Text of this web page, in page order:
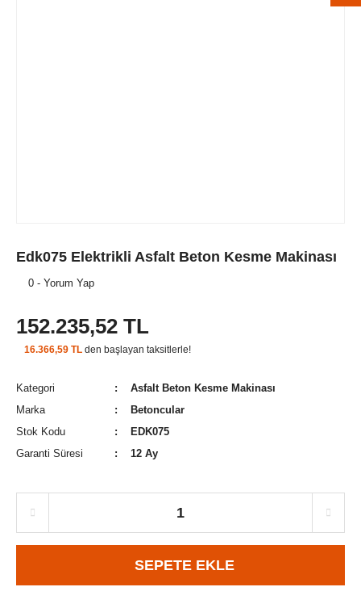
Edk075 Elektrikli Asfalt Beton Kesme Makinası
0 - Yorum Yap
152.235,52 TL
16.366,59 TL den başlayan taksitlerle!
Kategori
Asfalt Beton Kesme Makinası
Marka
Betoncular
Stok Kodu
EDK075
Garanti Süresi
12 Ay
SEPETE EKLE